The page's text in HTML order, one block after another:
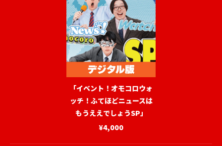
「イベント！オモコロウォ
ッチ！ふてほどニュースは
もうええでしょうSP」
¥4,000